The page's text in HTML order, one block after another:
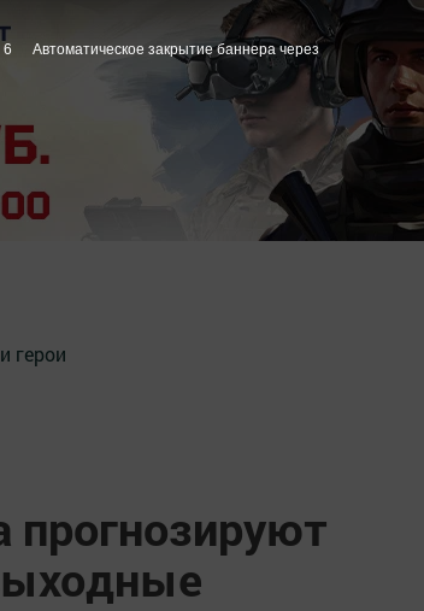
герои
прогнозируют
5 Автоматическое закрытие баннера через